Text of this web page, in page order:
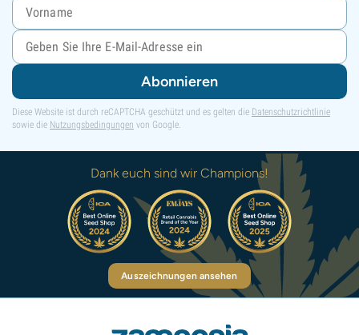
Abonnieren
Diese Website ist durch reCAPTCHA geschützt und es gelten die Datenschutzrichtlinie
sowie die Nutzungsbedingungen von Google.
Dank euch sind wir Champions!
Auszeichnungen ansehen